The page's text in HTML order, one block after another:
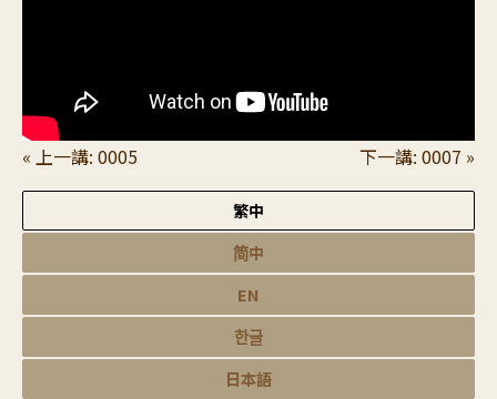
« 上一講: 0005 下一講: 0007 »
繁中
简中
EN
한글
日本語